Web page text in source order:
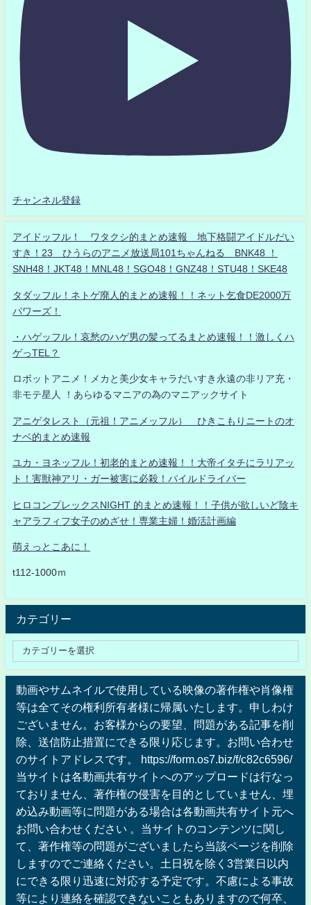
チャンネル登録
アイドッフル！ ワタクシ的まとめ速報 地下格闘アイドルだい
すき！23 ひうらのアニメ放送局101ちゃんねる BNK48 ！
SNH48！JKT48！MNL48！SGO48！GNZ48！STU48！SKE48
タダッフル！ネトゲ廃人的まとめ速報！！ネット乞食DE2000万
パワーズ！
・ハゲッフル！哀愁のハゲ男の髪ってるまとめ速報！！激しくハ
ゲっTEL？
ロボットアニメ！メカと美少女キャラだいすき永遠の非リア充・
非モテ星人 ！あらゆるマニアの為のマニアックサイト
アニゲタレスト（元祖！アニメッフル） ひきこもりニートのオ
ナベ的まとめ速報
ユカ・ヨネッフル！初老的まとめ速報！！大帝イタチにラリアッ
ト！害獣神アリ・ガー被害に必殺！パイルドライバー
ヒロコンプレックスNIGHT 的まとめ速報！！子供が欲しいど陰キ
ャアラフィフ女子のめざせ！専業主婦！婚活計画編
萌えっとこあに！
t112-1000ｍ
カテゴリー
動画やサムネイルで使用している映像の著作権や肖像権
等は全てその権利所有者様に帰属いたします。申しわけ
ございません。お客様からの要望、問題がある記事を削
除、送信防止措置にできる限り応じます。お問い合わせ
のサイトアドレスです。 https://form.os7.biz/f/c82c6596/
当サイトは各動画共有サイトへのアップロードは行なっ
ておりません、著作権の侵害を目的としていません、埋
め込み動画等に問題がある場合は各動画共有サイト元へ
お問い合わせください 。当サイトのコンテンツに関し
て、著作権等の問題がございましたら当該ページを削除
しますのでご連絡ください。土日祝を除く3営業日以内
にできる限り迅速に対応する予定です。不慮による事故
等により連絡を確認できないこともありますので何卒、